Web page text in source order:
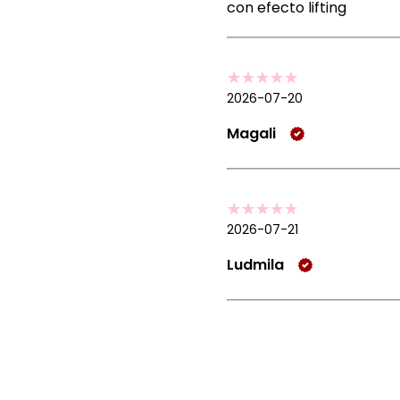
con efecto lifting
2026-07-20
Magali
2026-07-21
Ludmila